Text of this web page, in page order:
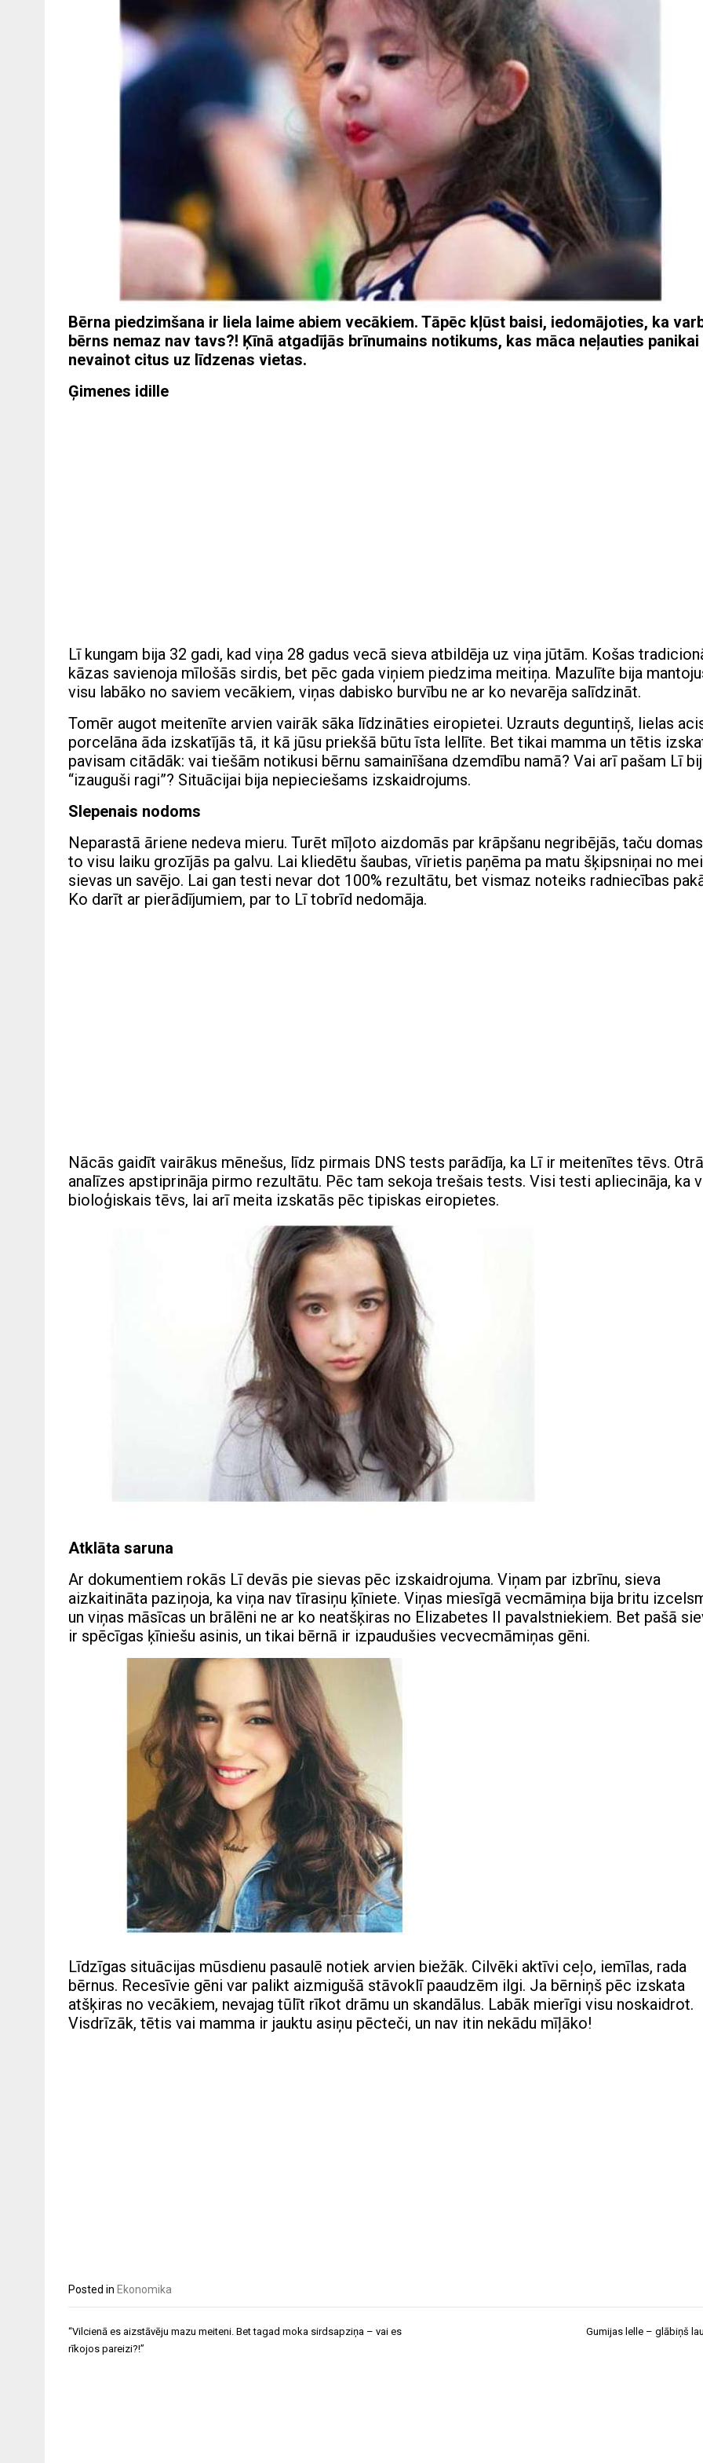
Bērna piedzimšana ir liela laime abiem vecākiem. Tāpēc kļūst baisi, iedomājoties, ka
bērns nemaz nav tavs?! Ķīnā atgadījās brīnumains notikums, kas māca neļauties panikai
nevainot citus uz līdzenas vietas.
Ģimenes idille
Lī kungam bija 32 gadi, kad viņa 28 gadus vecā sieva atbildēja uz viņa jūtām. Košas
kāzas savienoja mīlošās sirdis, bet pēc gada viņiem piedzima meitiņa. Mazulīte bija
visu labāko no saviem vecākiem, viņas dabisko burvību ne ar ko nevarēja salīdzināt.
Tomēr augot meitenīte arvien vairāk sāka līdzināties eiropietei. Uzrauts deguntiņš, lielas
porcelāna āda izskatījās tā, it kā jūsu priekšā būtu īsta lellīte. Bet tikai mamma un tētis
pavisam citādāk: vai tiešām notikusi bērnu samainīšana dzemdību namā? Vai arī pašam Lī
“izauguši ragi”? Situācijai bija nepieciešams izskaidrojums.
Slepenais nodoms
Neparastā āriene nedeva mieru. Turēt mīļoto aizdomās par krāpšanu negribējās, taču
to visu laiku grozījās pa galvu. Lai kliedētu šaubas, vīrietis paņēma pa matu šķipsniņai no
sievas un savējo. Lai gan testi nevar dot 100% rezultātu, bet vismaz noteiks radniecības
Ko darīt ar pierādījumiem, par to Lī tobrīd nedomāja.
Nācās gaidīt vairākus mēnešus, līdz pirmais DNS tests parādīja, ka Lī ir meitenītes tēvs.
analīzes apstiprināja pirmo rezultātu. Pēc tam sekoja trešais tests. Visi testi apliecināja, ka
bioloģiskais tēvs, lai arī meita izskatās pēc tipiskas eiropietes.
Atklāta saruna
Ar dokumentiem rokās Lī devās pie sievas pēc izskaidrojuma. Viņam par izbrīnu, sieva
aizkaitināta paziņoja, ka viņa nav tīrasiņu ķīniete. Viņas miesīgā vecmāmiņa bija britu
un viņas māsīcas un brālēni ne ar ko neatšķiras no Elizabetes II pavalstniekiem. Bet pašā
ir spēcīgas ķīniešu asinis, un tikai bērnā ir izpaudušies vecvecmāmiņas gēni.
Līdzīgas situācijas mūsdienu pasaulē notiek arvien biežāk. Cilvēki aktīvi ceļo, iemīlas, rada
bērnus. Recesīvie gēni var palikt aizmigušā stāvoklī paaudzēm ilgi. Ja bērniņš pēc izskata
atšķiras no vecākiem, nevajag tūlīt rīkot drāmu un skandālus. Labāk mierīgi visu noskaidrot.
Visdrīzāk, tētis vai mamma ir jauktu asiņu pēcteči, un nav itin nekādu mīļāko!
Posted in Ekonomika
Post
navigation
“Vilcienā es aizstāvēju mazu meiteni. Bet tagad moka sirdsapziņa – vai es
rīkojos pareizi?!”
Gumijas lelle – glābiņš